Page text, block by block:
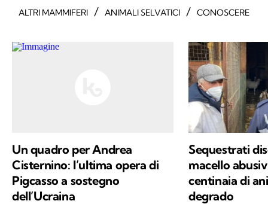
ALTRI MAMMIFERI / ANIMALI SELVATICI / CONOSCERE
Un quadro per Andrea
Cisternino: l’ultima opera di
Pigcasso a sostegno
dell’Ucraina
Sequestrati
macello
centinaia di
degrado